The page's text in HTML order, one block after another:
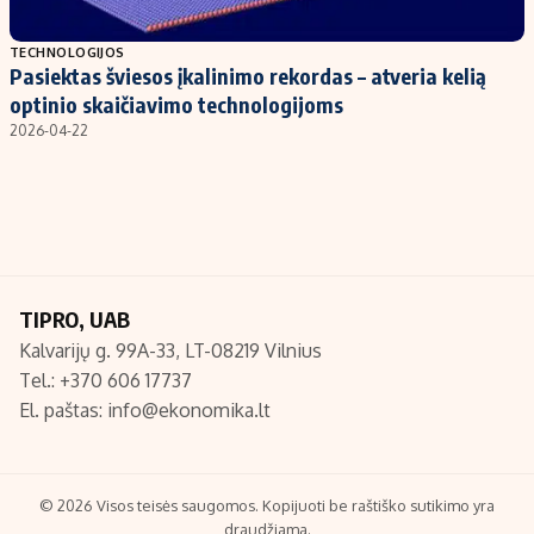
Populiarios temos
Investavimas
Akcijų rinka
Titulinis
Nedarbo išmokos skaičiuoklė
Redakcija
Turinio žymėjimo taisyklės
TECHNOLOGIJOS
Pasiektas šviesos įkalinimo rekordas – atveria kelią
optinio skaičiavimo technologijoms
2026-04-22
TIPRO, UAB
Kalvarijų g. 99A-33, LT-08219 Vilnius
Tel.: +370 606 17737
El. paštas: info@ekonomika.lt
© 2026 Visos teisės saugomos. Kopijuoti be raštiško sutikimo yra
draudžiama.